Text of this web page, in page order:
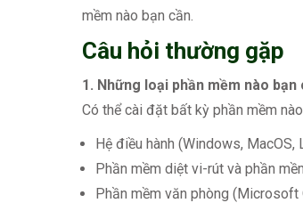
mềm nào bạn cần.
Câu hỏi thường gặp
1. Những loại phần mềm nào
Có thể cài đặt bất kỳ phần mềm
Hệ điều hành (Windows, MacOS,
Phần mềm diệt vi-rút và phần
Phần mềm văn phòng